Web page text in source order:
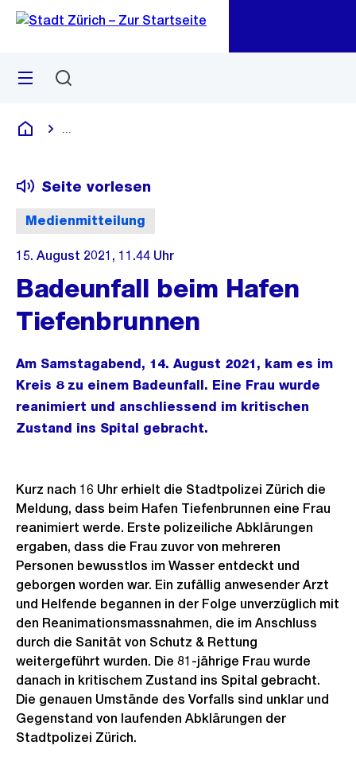
Navigation
Sprunglink
Menü
Deutsch
Medienmitteilung
Seite vorlesen
15. August 2021, 11.44 Uhr
Badeunfall beim Hafen
Tiefenbrunnen
Am Samstagabend, 14. August 2021, kam es im
Kreis 8 zu einem Badeunfall. Eine Frau wurde
reanimiert und anschliessend im kritischen
Zustand ins Spital gebracht.
Kurz nach 16 Uhr erhielt die Stadtpolizei Zürich die
Meldung, dass beim Hafen Tiefenbrunnen eine Frau
reanimiert werde. Erste polizeiliche Abklärungen
ergaben, dass die Frau zuvor von mehreren
Personen bewusstlos im Wasser entdeckt und
geborgen worden war. Ein zufällig anwesender Arzt
und Helfende begannen in der Folge unverzüglich mit
den Reanimationsmassnahmen, die im Anschluss
durch die Sanität von Schutz & Rettung
weitergeführt wurden. Die 81-jährige Frau wurde
danach in kritischem Zustand ins Spital gebracht.
Die genauen Umstände des Vorfalls sind unklar und
Gegenstand von laufenden Abklärungen der
Stadtpolizei Zürich.